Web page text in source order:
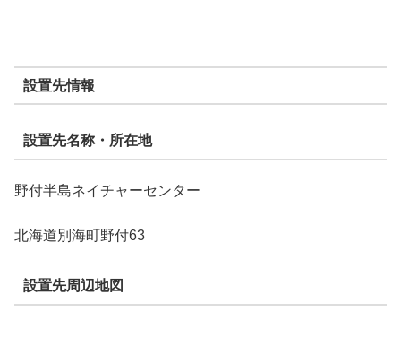
設置先情報
設置先名称・所在地
野付半島ネイチャーセンター
北海道別海町野付63
設置先周辺地図